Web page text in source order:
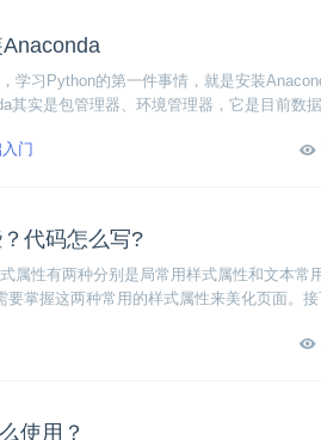
学习Python的第一件事情，就是安装
其实是包管理器、环境管理器，它是目前数
门
代码怎么写?
属性有两种分别是局常用样式属性和文本常
要掌握这两种常用的样式属性来美化页面。
使用？